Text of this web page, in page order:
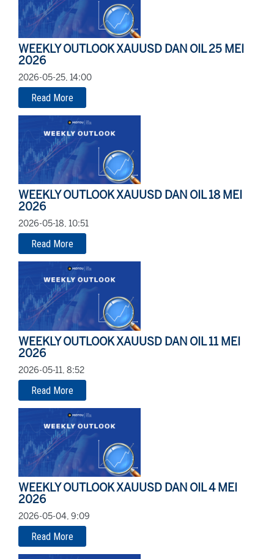
WEEKLY OUTLOOK XAUUSD DAN OIL 25 MEI
2026
2026-05-25, 14:00
Read More
WEEKLY OUTLOOK XAUUSD DAN OIL 18 MEI
2026
2026-05-18, 10:51
Read More
WEEKLY OUTLOOK XAUUSD DAN OIL 11 MEI
2026
2026-05-11, 8:52
Read More
WEEKLY OUTLOOK XAUUSD DAN OIL 4 MEI
2026
2026-05-04, 9:09
Read More